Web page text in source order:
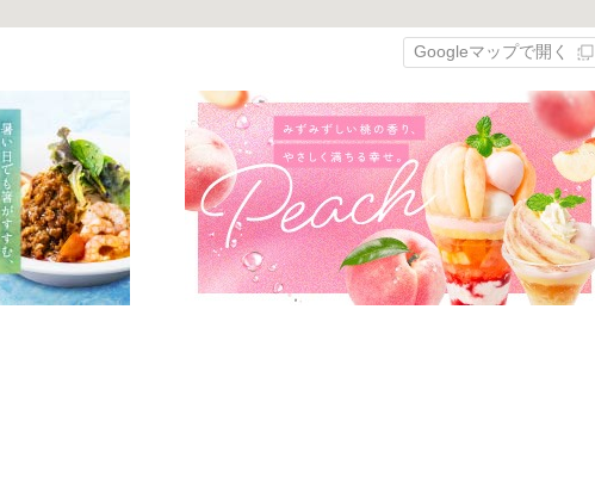
Googleマップで開く